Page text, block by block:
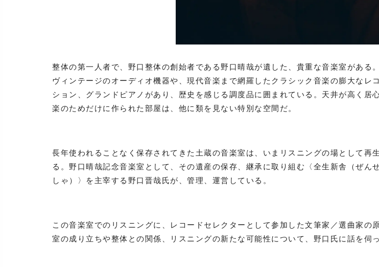
整体の第一人者で、野口整体の創始者である野口晴哉が遺した、貴重な音楽室がある
ヴィンテージのオーディオ機器や、現代音楽まで網羅したクラシック音楽の膨大なレ
ション、グランドピアノがあり、歴史を感じる調度品に囲まれている。天井が高く居
楽のためだけに作られた部屋は、他に類を見ない特別な空間だ。
長年使われることなく保存されてきた土蔵の音楽室は、いまリスニングの場として再
る。野口晴哉記念音楽室として、その遺産の保存、継承に取り組む〈全生新舎（ぜん
しゃ）〉を主宰する野口晋哉氏が、管理、運営している。
この音楽室でのリスニングに、レコードセレクターとして参加した文筆家／選曲家の
室の成り立ちや整体との関係、リスニングの新たな可能性について、野口氏に話を伺っ